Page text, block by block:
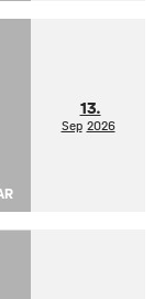
13.
Sep 2026